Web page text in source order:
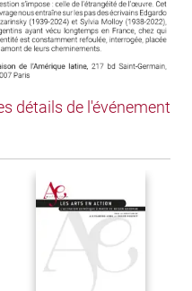
détails de l'événement